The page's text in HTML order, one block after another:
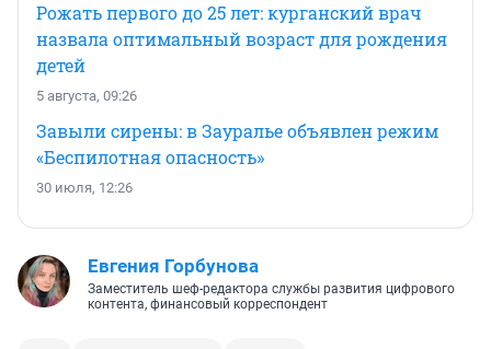
Рожать первого до 25 лет: курганский врач
назвала оптимальный возраст для рождения
детей
5 августа, 09:26
Завыли сирены: в Зауралье объявлен режим
«Беспилотная опасность»
30 июля, 12:26
Евгения Горбунова
Заместитель шеф-редактора службы развития цифрового
контента, финансовый корреспондент